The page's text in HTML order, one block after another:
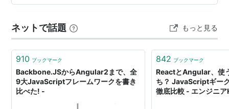
できます。API キーがある場合は、AI で tasks / gr…
ネットで話題 もっと見る
910 ブックマーク
Backbone.JSからAngular2まで、全
9大JavaScriptフレームワークを書き
比べた! -
842 ブックマーク
ReactとAngular、使
ち？ JavaScriptギー
徹底比較 - エンジニ